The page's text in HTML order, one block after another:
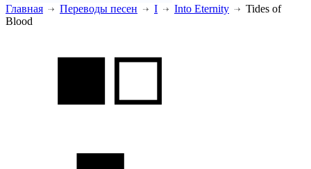
Главная Переводы песен I Into Eternity
Tides of
Blood